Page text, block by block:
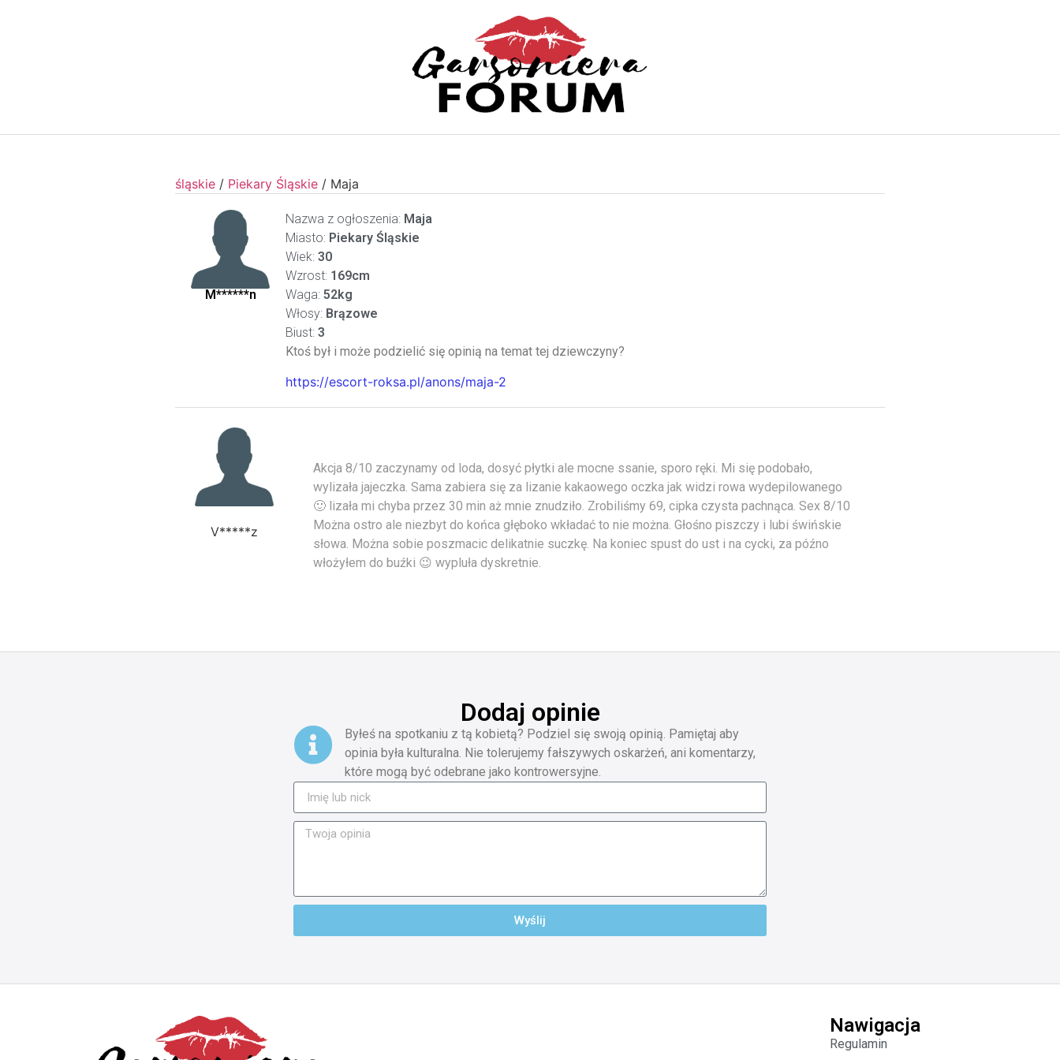
śląskie / Piekary Śląskie / Maja
M******n
Nazwa z ogłoszenia: Maja
Miasto: Piekary Śląskie
Wiek: 30
Wzrost: 169cm
Waga: 52kg
Włosy: Brązowe
Biust: 3
Ktoś był i może podzielić się opinią na temat tej dziewczyny?
https://escort-roksa.pl/anons/maja-2
V*****z
Akcja 8/10 zaczynamy od loda, dosyć płytki ale mocne ssanie, sporo ręki. Mi się podobało,
wylizała jajeczka. Sama zabiera się za lizanie kakaowego oczka jak widzi rowa wydepilowanego
🙂 lizała mi chyba przez 30 min aż mnie znudziło. Zrobiliśmy 69, cipka czysta pachnąca. Sex 8/10
Można ostro ale niezbyt do końca głęboko wkładać to nie można. Głośno piszczy i lubi świńskie
słowa. Można sobie poszmacic delikatnie suczkę. Na koniec spust do ust i na cycki, za późno
włożyłem do buźki 😉 wypluła dyskretnie.
Dodaj opinie
Byłeś na spotkaniu z tą kobietą? Podziel się swoją opinią. Pamiętaj aby
opinia była kulturalna. Nie tolerujemy fałszywych oskarżeń, ani komentarzy,
które mogą być odebrane jako kontrowersyjne.
Wyślij
Nawigacja
Regulamin